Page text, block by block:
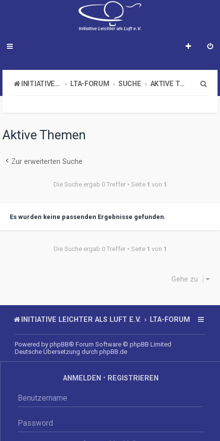
INITIATIVE LEICHTER ALS LUFT E.V. LTA-FORUM SUCHE AKTIVE THEMEN
Aktive Themen
Zur erweiterten Suche
Die Suche ergab 0 Treffer • Seite 1 von 1
Es wurden keine passenden Ergebnisse gefunden.
Die Suche ergab 0 Treffer • Seite 1 von 1
Gehe zu
INITIATIVE LEICHTER ALS LUFT E.V. LTA-FORUM
Powered by phpBB® Forum Software © phpBB Limited
Deutsche Übersetzung durch phpBB.de
ANMELDEN • REGISTRIEREN